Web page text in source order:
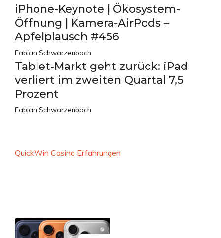
iPhone-Keynote | Ökosystem-
Öffnung | Kamera-AirPods –
Apfelplausch #456
Fabian Schwarzenbach
Tablet-Markt geht zurück: iPad
verliert im zweiten Quartal 7,5
Prozent
Fabian Schwarzenbach
QuickWin Casino Erfahrungen